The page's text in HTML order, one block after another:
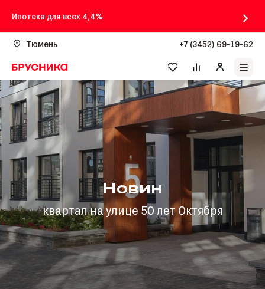
Ипотека для всех 4,4%
Тюмень +7 (3452) 69-19-62
Новин
квартал на улице 50 лет Октября